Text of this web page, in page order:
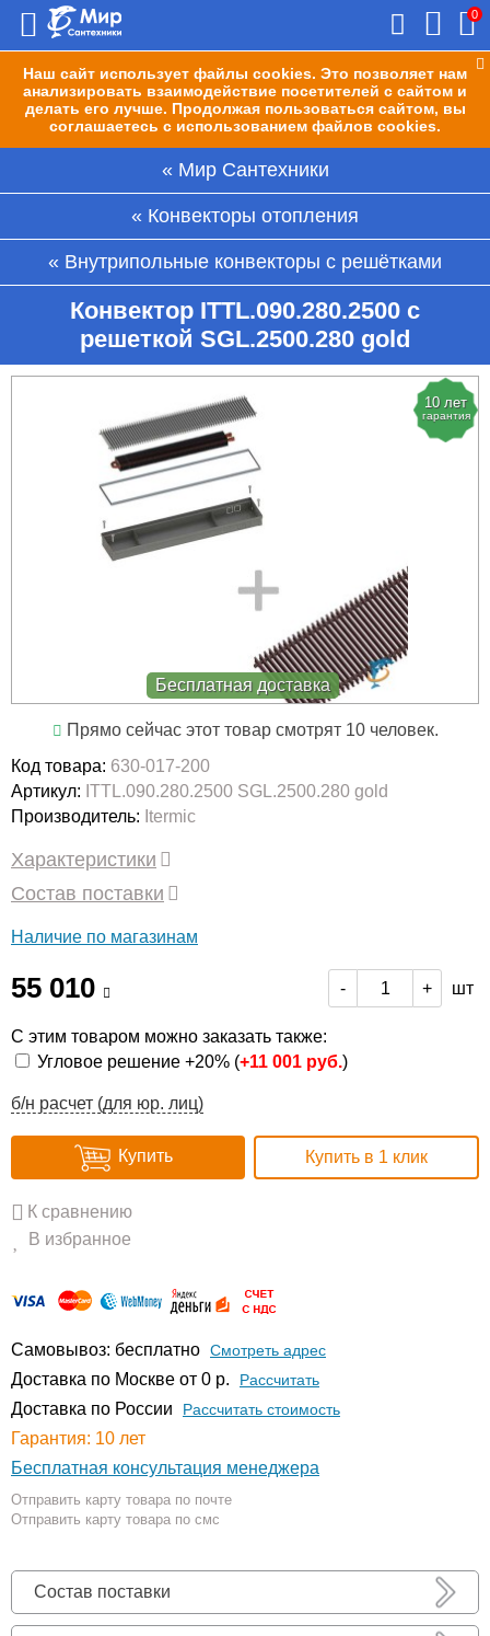
Наш сайт использует файлы cookies. Это позволяет нам
анализировать взаимодействие посетителей с сайтом и
делать его лучше. Продолжая пользоваться сайтом, вы
соглашаетесь с использованием файлов cookies.
0
Мир Сантехники
Конвекторы отопления
Внутрипольные конвекторы с решётками
Конвектор ITTL.090.280.2500 с
решеткой SGL.2500.280 gold
10 лет
гарантия
Бесплатная доставка
Прямо сейчас этот товар смотрят 10 человек.
Код товара: 630-017-200
Артикул: ITTL.090.280.2500 SGL.2500.280 gold
Производитель: Itermic
Характеристики
Состав поставки
Наличие по магазинам
55 010 - + шт
С этим товаром можно заказать также:
Угловое решение +20% (+11 001 руб.)
б/н расчет (для юр. лиц)
Купить Купить в 1 клик
К сравнению
В избранное
Самовывоз: бесплатно Смотреть адрес
Доставка по Москве от 0 р. Расcчитать
Доставка по России Рассчитать стоимость
Гарантия: 10 лет
Бесплатная консультация менеджера
Отправить карту товара по почте
Отправить карту товара по смс
Состав поставки